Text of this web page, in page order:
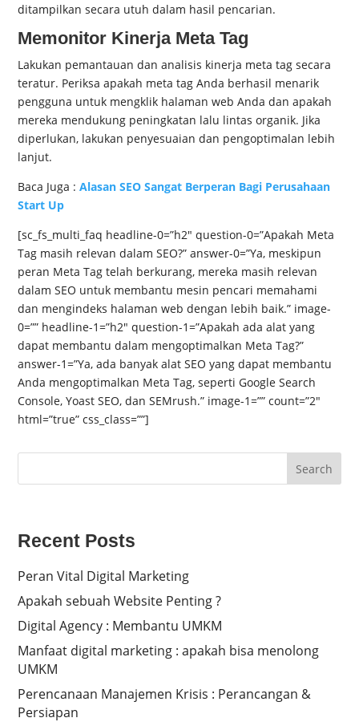
ditampilkan secara utuh dalam hasil pencarian.
Memonitor Kinerja Meta Tag
Lakukan pemantauan dan analisis kinerja meta tag secara
teratur. Periksa apakah meta tag Anda berhasil menarik
pengguna untuk mengklik halaman web Anda dan apakah
mereka mendukung peningkatan lalu lintas organik. Jika
diperlukan, lakukan penyesuaian dan pengoptimalan lebih
lanjut.
Baca Juga :Alasan SEO Sangat Berperan Bagi Perusahaan
Start Up
[sc_fs_multi_faq headline-0=”h2″ question-0=”Apakah Meta
Tag masih relevan dalam SEO?” answer-0=”Ya, meskipun
peran Meta Tag telah berkurang, mereka masih relevan
dalam SEO untuk membantu mesin pencari memahami
dan mengindeks halaman web dengan lebih baik.” image-
0=”” headline-1=”h2″ question-1=”Apakah ada alat yang
dapat membantu dalam mengoptimalkan Meta Tag?”
answer-1=”Ya, ada banyak alat SEO yang dapat membantu
Anda mengoptimalkan Meta Tag, seperti Google Search
Console, Yoast SEO, dan SEMrush.” image-1=”” count=”2″
html=”true” css_class=””]
Search
Recent Posts
Peran Vital Digital Marketing
Apakah sebuah Website Penting ?
Digital Agency : Membantu UMKM
Manfaat digital marketing : apakah bisa menolong
UMKM
Perencanaan Manajemen Krisis : Perancangan &
Persiapan